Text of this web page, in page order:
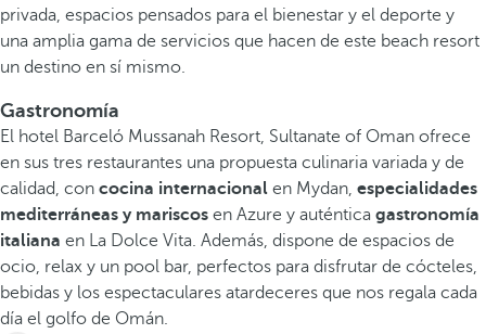
privada, espacios pensados para el bienestar y el deporte y
una amplia gama de servicios que hacen de este beach resort
un destino en sí mismo.
Gastronomía
El hotel Barceló Mussanah Resort, Sultanate of Oman ofrece
en sus tres restaurantes una propuesta culinaria variada y de
calidad, con cocina internacional en Mydan, especialidades
mediterráneas y mariscos en Azure y auténtica gastronomía
italiana en La Dolce Vita. Además, dispone de espacios de
ocio, relax y un pool bar, perfectos para disfrutar de cócteles,
bebidas y los espectaculares atardeceres que nos regala cada
día el golfo de Omán.